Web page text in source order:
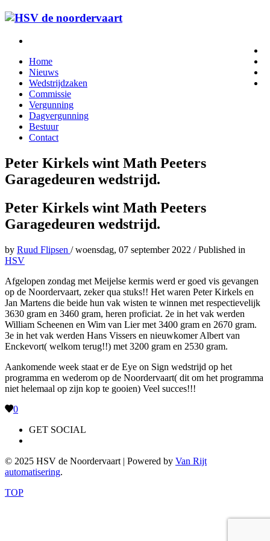
Home
Nieuws
Wedstrijdzaken
Commissie
Vergunning
Dagvergunning
Bestuur
Contact
Peter Kirkels wint Math Peeters
Garagedeuren wedstrijd.
Peter Kirkels wint Math Peeters
Garagedeuren wedstrijd.
by Ruud Flipsen /woensdag, 07 september 2022 /Published in
HSV
Afgelopen zondag met Meijelse kermis werd er goed vis gevangen
op de Noordervaart, zeker qua stuks!! Het waren Peter Kirkels en
Jan Martens die beide hun vak wisten te winnen met respectievelijk
3630 gram en 3460 gram, heren proficiat. 2e in het vak werden
William Scheenen en Wim van Lier met 3400 gram en 2670 gram.
3e in het vak werden Hans Vissers en nieuwkomer Albert van
Enckevort( welkom terug!!) met 3200 gram en 2530 gram.
Aankomende week staat er de Eye on Sign wedstrijd op het
programma en wederom op de Noordervaart( dit om het programma
niet helemaal op zijn kop te gooien) Veel succes!!!
0
GET SOCIAL
© 2025 HSV de Noordervaart | Powered by Van Rijt
automatisering.
TOP